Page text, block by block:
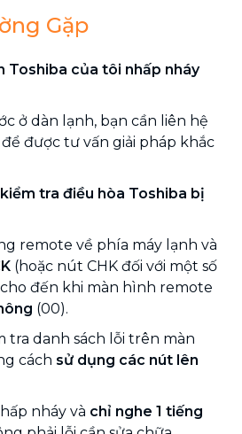
Gặp
Toshiba của tôi nhấp nháy
ở dàn lạnh, bạn cần liên hệ
được tư vấn giải pháp khắc
tra điều hòa Toshiba bị
remote về phía máy lạnh và
(hoặc nút CHK đối với một số
đến khi màn hình remote
(00).
tra danh sách lỗi trên màn
cách sử dụng các nút lên
nháy và chỉ nghe 1 tiếng